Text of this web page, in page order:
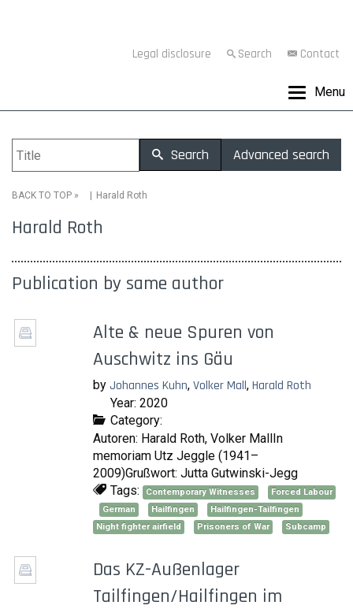
Legal disclosure Search Contact
Menu
Search Advanced search
BACK TO TOP » Harald Roth
Harald Roth
Publication by same author
Alte & neue Spuren von
Auschwitz ins Gäu
by Johannes Kuhn, Volker Mall, Harald Roth
Year: 2020
Category:
Autoren: Harald Roth, Volker MallIn
memoriam Utz Jeggle (1941–
2009)Grußwort: Jutta Gutwinski-Jegg
Tags:
Contemporary Witnesses
Forced Labour
German
Hailfingen
Hailfingen-Tailfingen
Night fighter airfield
Prisoners of War Subcamp
Das KZ-Außenlager
Tailfingen/Hailfingen im